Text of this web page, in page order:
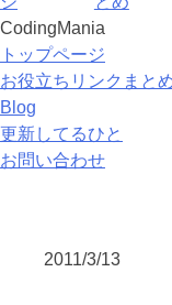
CodingMania
トップページ
お役立ちリンクまと
Blog
更新してるひと
お問い合わせ
2011/3/13